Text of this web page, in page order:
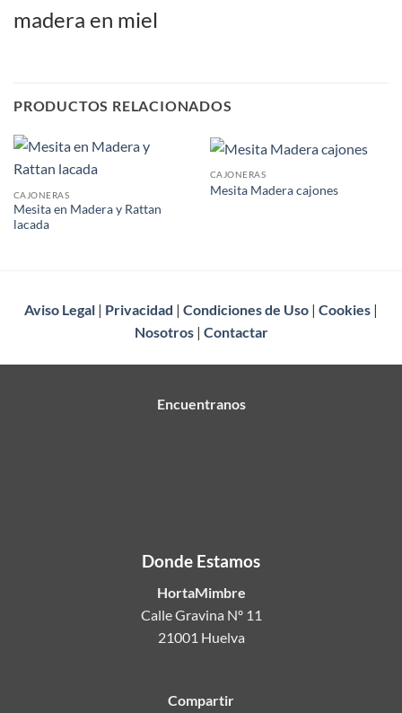
madera en miel
PRODUCTOS RELACIONADOS
CAJONERAS
Mesita en Madera y Rattan
lacada
CAJONERAS
Mesita Madera cajones
Aviso Legal | Privacidad | Condiciones de Uso | Cookies |
Nosotros| Contactar
Encuentranos
Donde Estamos
HortaMimbre
Calle Gravina Nº 11
21001 Huelva
Compartir